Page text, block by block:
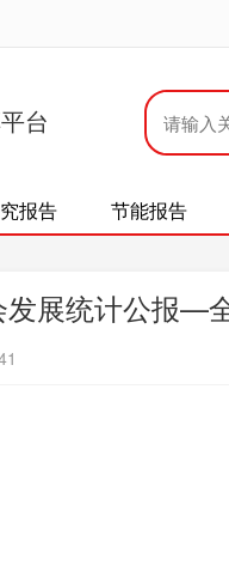
台
报告 节能报告
发展统计公报—